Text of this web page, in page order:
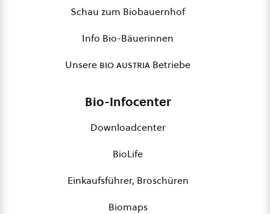
Schau zum Biobauernhof
Info Bio-Bäuerinnen
Unsere bio austria Betriebe
Bio-Infocenter
Downloadcenter
BioLife
Einkaufsführer, Broschüren
Biomaps